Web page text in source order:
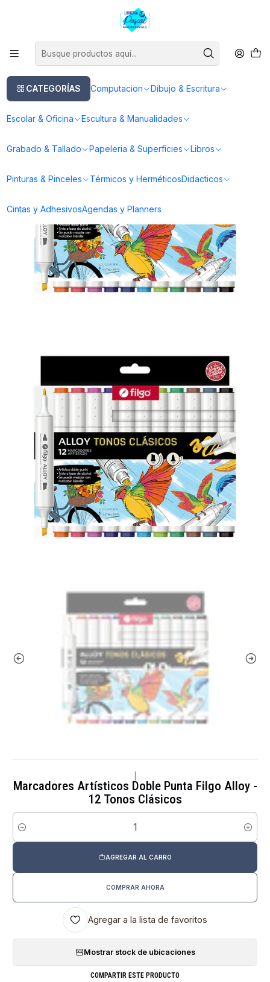
CATEGORÍAS Computacion Dibujo & Escritura
Escolar & Oficina Escultura & Manualidades
Grabado & Tallado Papeleria & Superficies Libros
Pinturas & Pinceles Térmicos y HerméticosDidacticos
Cintas y AdhesivosAgendas y Planners
Este es el texto del slide
Marcadores Artísticos Doble Punta Filgo Alloy - 12 Tonos Clásicos
Marcadores Artísticos Doble Punta Filgo Alloy -
12 Tonos Clásicos
Cantidad
AGREGAR AL CARRO
COMPRAR AHORA
Agregar a la lista de favoritos
Mostrar stock de ubicaciones
COMPARTIR ESTE PRODUCTO